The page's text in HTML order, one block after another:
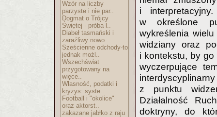
Wzór na liczby
parzyste i nie par..
Dogmat o Trójcy
Świętej - próba l..
Diabeł tasmański i
zaraźliwy nowo..
Sześcienne odchody-to
jednak możl..
Wszechświat
przygotowany na
więce..
Własność, podatki i
kryzys: syste..
Football i "okolice"
oraz aktorst..
zakazane jabłko z raju
i
w określone
wykreślenia
widziany oraz
i kontekstu, by
wyczerpujące
z punktu
Działalność
doktryny, do